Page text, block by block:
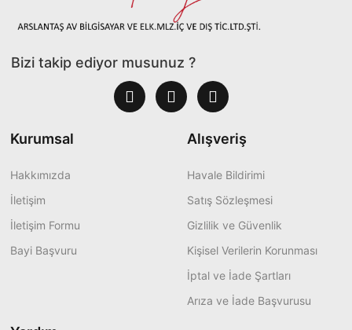
Bizi takip ediyor musunuz ?
Kurumsal
Hakkımızda
İletişim
İletişim Formu
Bayi Başvuru
Alışveriş
Havale Bildirimi
Satış Sözleşmesi
Gizlilik ve Güvenlik
Kişisel Verilerin Korunması
İptal ve İade Şartları
Arıza ve İade Başvurusu